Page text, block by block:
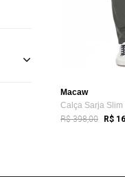
Macaw
R$ 398,00 R$